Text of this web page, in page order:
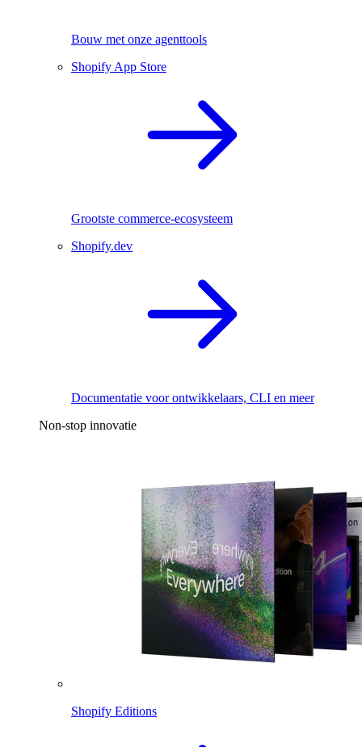
Bouw met onze agenttools
Shopify App Store
Grootste commerce-ecosysteem
Shopify.dev
Documentatie voor ontwikkelaars, CLI en meer
Non-stop innovatie
Shopify Editions